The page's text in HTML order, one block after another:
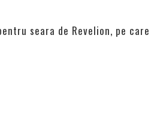
seara de Revelion, pe care